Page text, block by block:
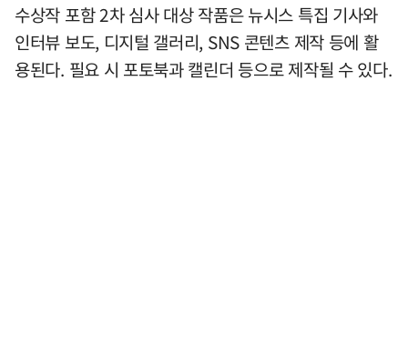
수상작 포함 2차 심사 대상 작품은 뉴시스 특집 기사와
인터뷰 보도, 디지털 갤러리, SNS 콘텐츠 제작 등에 활
용된다. 필요 시 포토북과 캘린더 등으로 제작될 수 있다.